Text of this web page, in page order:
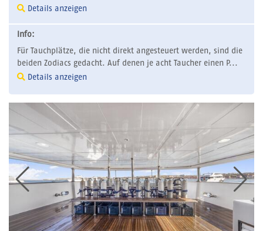
Details anzeigen
Info:
Für Tauchplätze, die nicht direkt angesteuert werden, sind die
beiden Zodiacs gedacht. Auf denen je acht Taucher einen P...
Details anzeigen